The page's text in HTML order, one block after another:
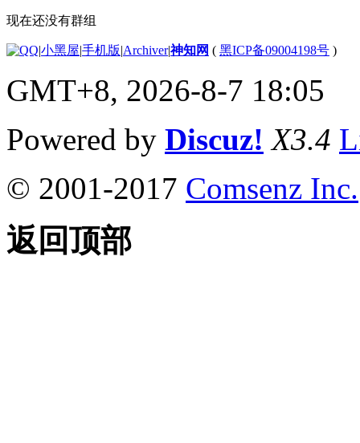
现在还没有群组
|小黑屋|手机版|Archiver|神知网 ( 黑ICP备09004198号 )
GMT+8, 2026-8-7 18:05
Powered by Discuz! X3.4
© 2001-2017 Comsenz Inc.
返回顶部